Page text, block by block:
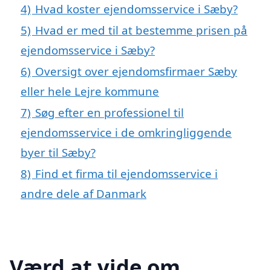
4) Hvad koster ejendomsservice i Sæby?
5) Hvad er med til at bestemme prisen på
ejendomsservice i Sæby?
6) Oversigt over ejendomsfirmaer Sæby
eller hele Lejre kommune
7) Søg efter en professionel til
ejendomsservice i de omkringliggende
byer til Sæby?
8) Find et firma til ejendomsservice i
andre dele af Danmark